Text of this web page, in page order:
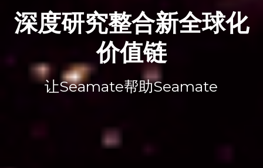
深度研究整合新全球化
价值链
让Seamate帮助Seamate